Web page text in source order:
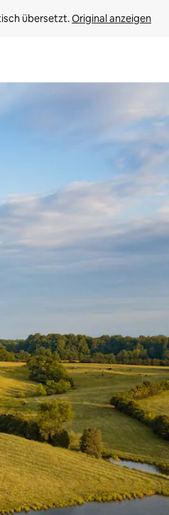
übersetzt. Original anzeigen
die Ergebnisse durch